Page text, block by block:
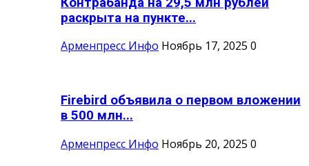
раскрыта на пункте...
Арменпресс Инфо Ноябрь 17, 2025 0
Firebird объявила о первом вложении
в 500 млн...
Арменпресс Инфо Ноябрь 20, 2025 0